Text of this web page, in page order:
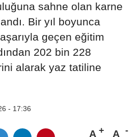
sahne olan karne
Bir yıl boyunca
geçen eğitim
202 bin 228
alarak yaz tatiline
- 17:36
A A